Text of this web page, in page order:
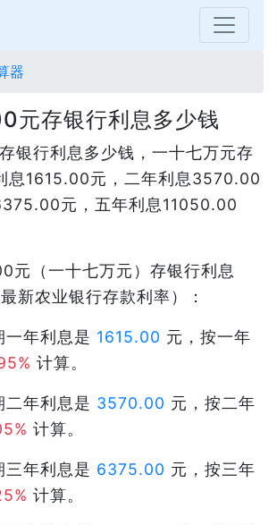
器
元存银行利息多少钱
银行利息多少钱，一十七万元存
息1615.00元，二年利息3570.00
元，五年利息11050.00
元（一十七万元）存银行利息
新农业银行存款利率）：
一年利息是 1615.00 元，按一年
计算。
二年利息是 3570.00 元，按二年
计算。
三年利息是 6375.00 元，按三年
计算。